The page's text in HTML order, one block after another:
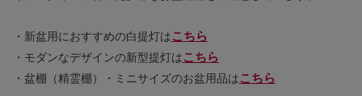
・新盆用におすすめの白提灯はこちら
・モダンなデザインの新型提灯はこちら
・盆棚（精霊棚）・ミニサイズのお盆用品はこちら